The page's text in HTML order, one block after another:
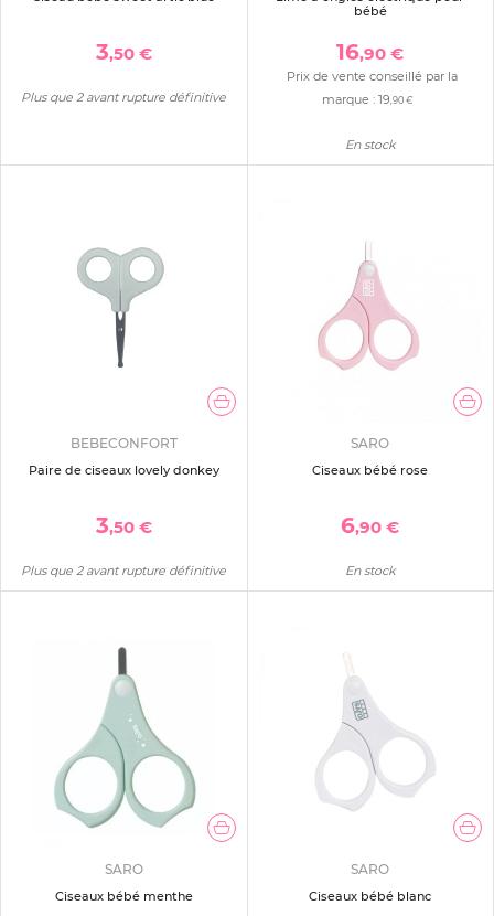
3,50 €
Plus que 2 avant rupture définitive
bébé
16,90 €
Prix de vente conseillé par la
marque :19,90 €
En stock
BEBECONFORT
Paire de ciseaux lovely donkey
3,50 €
Plus que 2 avant rupture définitive
SARO
Ciseaux bébé rose
6,90 €
En stock
SARO
Ciseaux bébé menthe
SARO
Ciseaux bébé blanc